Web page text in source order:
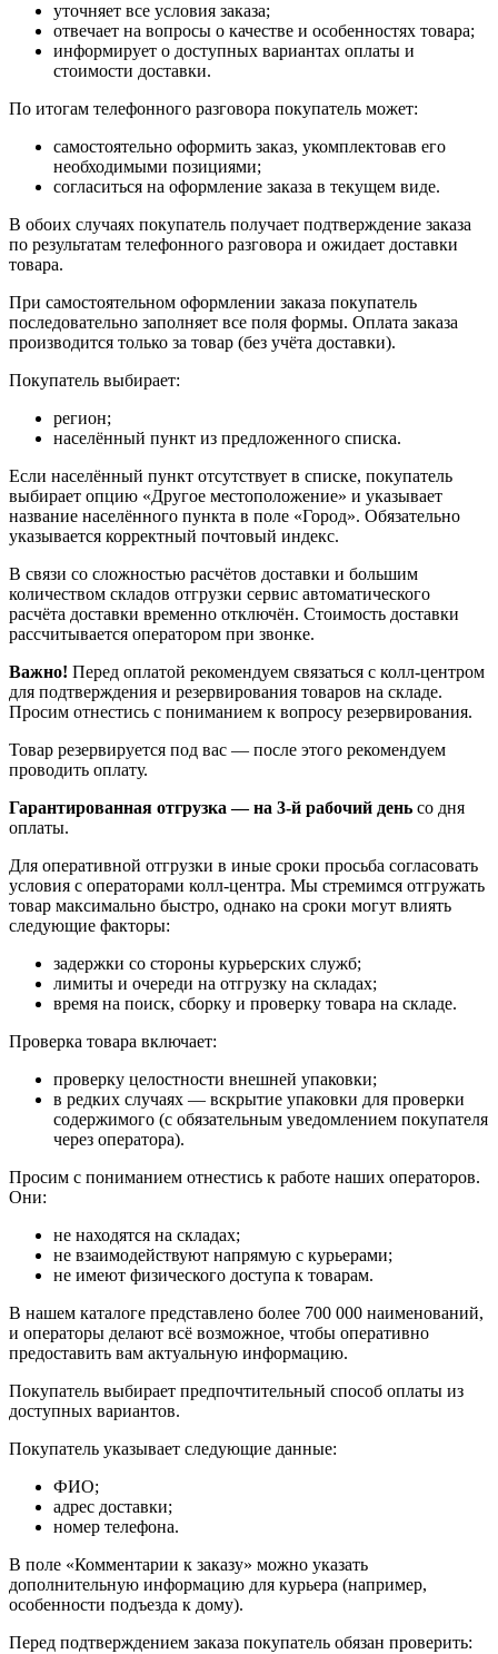
уточняет все условия заказа;
отвечает на вопросы о качестве и особенностях товара;
информирует о доступных вариантах оплаты и
стоимости доставки.
По итогам телефонного разговора покупатель может:
самостоятельно оформить заказ, укомплектовав его
необходимыми позициями;
согласиться на оформление заказа в текущем виде.
В обоих случаях покупатель получает подтверждение заказа
по результатам телефонного разговора и ожидает доставки
товара.
При самостоятельном оформлении заказа покупатель
последовательно заполняет все поля формы. Оплата заказа
производится только за товар (без учёта доставки).
Покупатель выбирает:
регион;
населённый пункт из предложенного списка.
Если населённый пункт отсутствует в списке, покупатель
выбирает опцию «Другое местоположение» и указывает
название населённого пункта в поле «Город». Обязательно
указывается корректный почтовый индекс.
В связи со сложностью расчётов доставки и большим
количеством складов отгрузки сервис автоматического
расчёта доставки временно отключён. Стоимость доставки
рассчитывается оператором при звонке.
Важно! Перед оплатой рекомендуем связаться с колл‑центром
для подтверждения и резервирования товаров на складе.
Просим отнестись с пониманием к вопросу резервирования.
Товар резервируется под вас — после этого рекомендуем
проводить оплату.
Гарантированная отгрузка — на 3‑й рабочий день со дня
оплаты.
Для оперативной отгрузки в иные сроки просьба согласовать
условия с операторами колл‑центра. Мы стремимся отгружать
товар максимально быстро, однако на сроки могут влиять
следующие факторы:
задержки со стороны курьерских служб;
лимиты и очереди на отгрузку на складах;
время на поиск, сборку и проверку товара на складе.
Проверка товара включает:
проверку целостности внешней упаковки;
в редких случаях — вскрытие упаковки для проверки
содержимого (с обязательным уведомлением покупателя
через оператора).
Просим с пониманием отнестись к работе наших операторов.
Они:
не находятся на складах;
не взаимодействуют напрямую с курьерами;
не имеют физического доступа к товарам.
В нашем каталоге представлено более 700 000 наименований,
и операторы делают всё возможное, чтобы оперативно
предоставить вам актуальную информацию.
Покупатель выбирает предпочтительный способ оплаты из
доступных вариантов.
Покупатель указывает следующие данные:
ФИО;
адрес доставки;
номер телефона.
В поле «Комментарии к заказу» можно указать
дополнительную информацию для курьера (например,
особенности подъезда к дому).
Перед подтверждением заказа покупатель обязан проверить: